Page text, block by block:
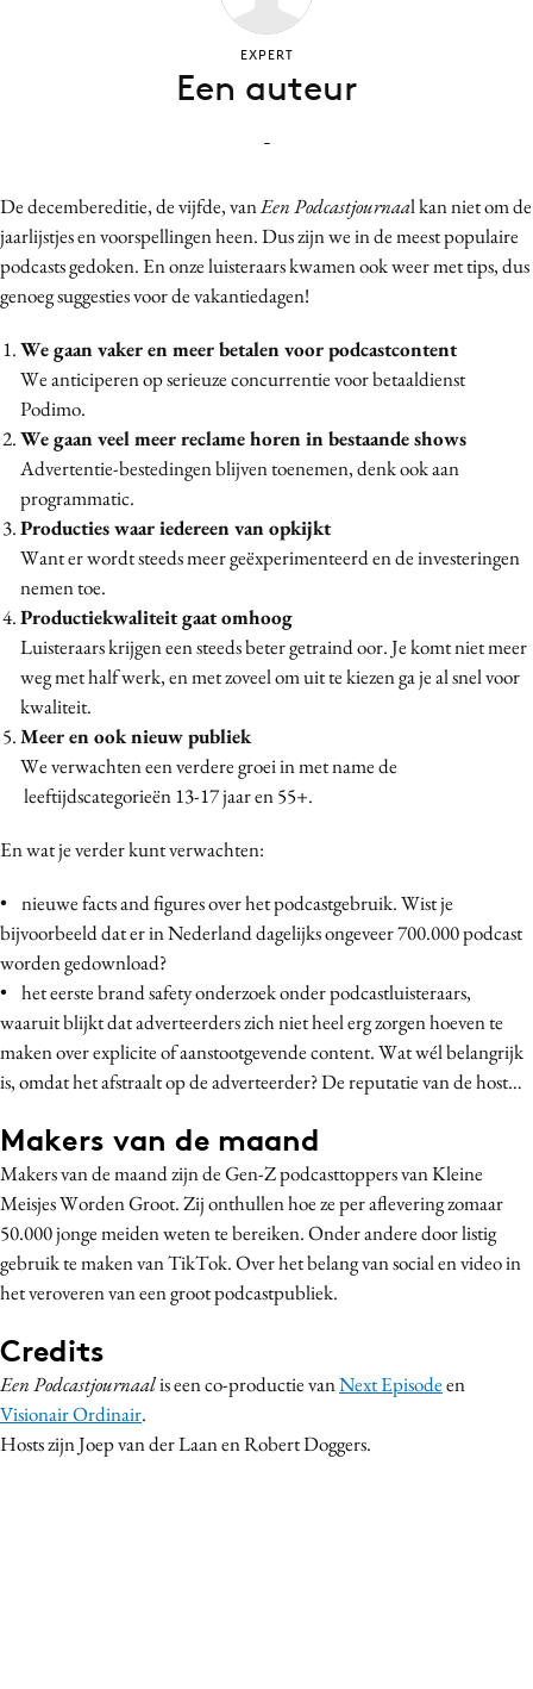
Contentmarketing
Craft
Customer Experience
Design
Digital transformation
Diversiteit
Effectiviteit
Gedragsverandering
Influencer marketing
Martech
Media
Merkstrategie
PR
Programmatic
Purpose Marketing
De decembereditie, de vijfde, vanEen Podcastjournaal kan niet om de
jaarlijstjes en voorspellingen heen. Dus zijn we in de meest populaire
podcasts gedoken. En onze luisteraars kwamen ook weer met tips, dus
genoeg suggesties voor de vakantiedagen!
We gaan vaker en meer betalen voor podcastcontent
We anticiperen op serieuze concurrentie voor betaaldienst
Podimo.
We gaan veel meer reclame horen in bestaande shows
Advertentie-bestedingen blijven toenemen, denk ook aan
programmatic.
Producties waar iedereen van opkijkt
Want er wordt steeds meer geëxperimenteerd en de investeringen
nemen toe.
Productiekwaliteit gaat omhoog
Luisteraars krijgen een steeds beter getraind oor. Je komt niet meer
weg met half werk, en met zoveel om uit te kiezen ga je al snel voor
kwaliteit.
Meer en ook nieuw publiek
We verwachten een verdere groei in met name de
leeftijdscategorieën 13-17 jaar en 55+.
En wat je verder kunt verwachten:
• nieuwe facts and figures over het podcastgebruik. Wist je
bijvoorbeeld dat er in Nederland dagelijks ongeveer 700.000 podcast
worden gedownload?
• het eerste brand safety onderzoek onder podcastluisteraars,
waaruit blijkt dat adverteerders zich niet heel erg zorgen hoeven te
maken over explicite of aanstootgevende content. Wat wél belangrijk
is, omdat het afstraalt op de adverteerder? De reputatie van de host…
Makers van de maand
Makers van de maand zijn de Gen-Z podcasttoppers van Kleine
Meisjes Worden Groot. Zij onthullen hoe ze per aflevering zomaar
50.000 jonge meiden weten te bereiken. Onder andere door listig
gebruik te maken van TikTok. Over het belang van social en video in
het veroveren van een groot podcastpubliek.
Credits
Een Podcastjournaalis een co-productie vanNext Episodeen
Visionair Ordinair.
Hosts zijn Joep van der Laan en Robert Doggers.
EXPERT
Een auteur
-